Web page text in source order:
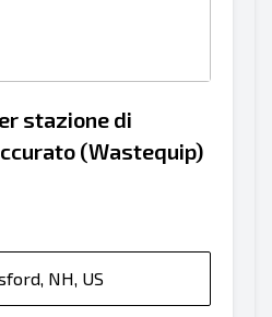
stazione di
(Wastequip)
NH, US